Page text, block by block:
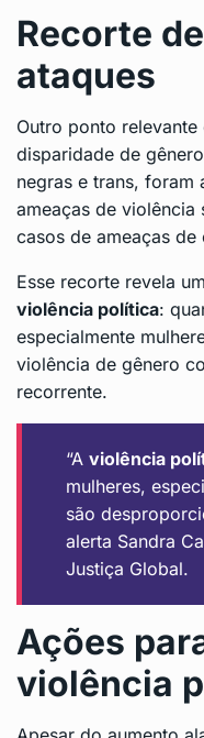
Recorte
ataques
Outro ponto
disparidade de
negras e trans, foram
ameaças de violência
casos de ameaças
Esse recorte revela
violência política:
especialmente
violência de gênero
recorrente.
“A violência
mulheres,
são
alerta Sandra
Justiça Global.
Ações
violência